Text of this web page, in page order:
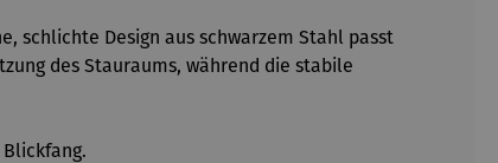
schlichte Design aus schwarzem Stahl passt
des Stauraums, während die stabile